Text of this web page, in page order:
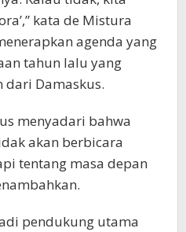
kata de Mistura
agenda yang
tahun lalu yang
Damaskus.
menyadari bahwa
akan berbicara
tentang masa depan
pendukung utama